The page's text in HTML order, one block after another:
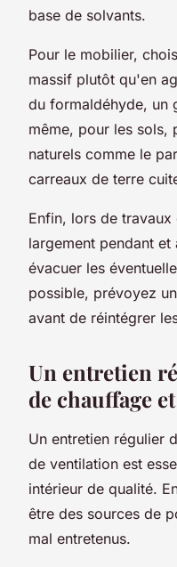
base de solvants.
Pour le mobilier,
massif plutôt qu'en
du formaldéhyde, un
même, pour les sols,
naturels comme le
carreaux de terre
Enfin, lors de
largement pendant
évacuer les
possible, prévoyez
avant de réintégrer
Un entretien
de chauffage
Un entretien régulier
de ventilation est
intérieur de qualité.
être des sources de
mal entretenus.